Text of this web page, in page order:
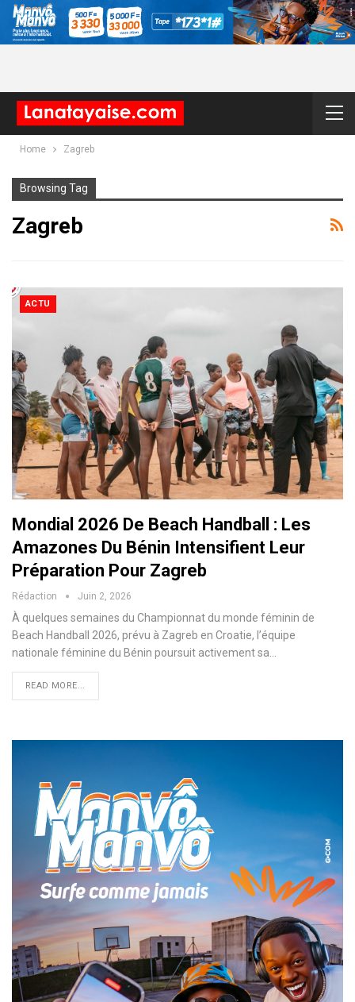
Home Zagreb
Browsing Tag
Zagreb
ACTU
Mondial 2026 De Beach Handball : Les
Amazones Du Bénin Intensifient Leur
Préparation Pour Zagreb
Rédaction Juin 2, 2026
À quelques semaines du Championnat du monde féminin de
Beach Handball 2026, prévu à Zagreb en Croatie, l’équipe
nationale féminine du Bénin poursuit activement sa…
READ MORE...